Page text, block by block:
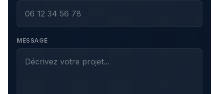
MESSAGE